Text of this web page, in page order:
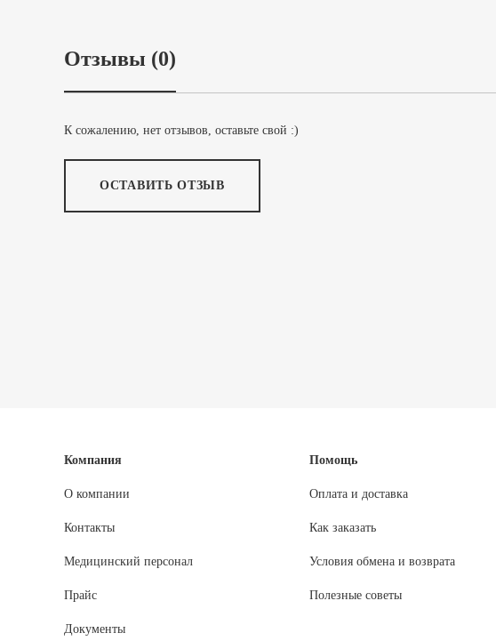
Отзывы (0)
К сожалению, нет отзывов, оставьте свой :)
ОСТАВИТЬ ОТЗЫВ
Компания
О компании
Контакты
Медицинский персонал
Прайс
Документы
Помощь
Оплата и доставка
Как заказать
Условия обмена и возврата
Полезные советы